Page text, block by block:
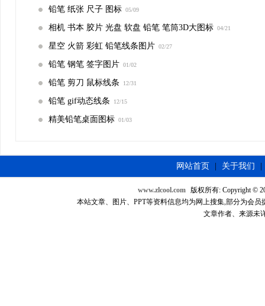
铅笔 纸张 尺子 图标 05/09
相机 书本 胶片 光盘 软盘 铅笔 笔筒3D大图标 04/21
星空 火箭 彩虹 铅笔线条图片 02/27
铅笔 钢笔 签字图片 01/02
铅笔 剪刀 鼠标线条 12/31
铅笔 gif动态线条 12/15
精美铅笔桌面图标 01/03
网站首页 关于我们
www.zlcool.com 版权所有: Copyright ©
本站文章、图片、PPT等资料信息均为网上搜集,部分为会员
文章作者、来源未